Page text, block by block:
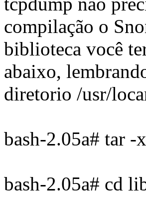
compilação o
biblioteca você
abaixo,
diretorio /usr/
bash-2.05a# tar
bash-2.05a# cd